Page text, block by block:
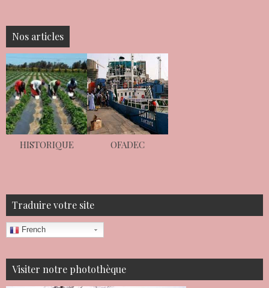
Nos articles
HISTORIQUE OFADEC
Traduire votre site
French
Visiter notre photothèque